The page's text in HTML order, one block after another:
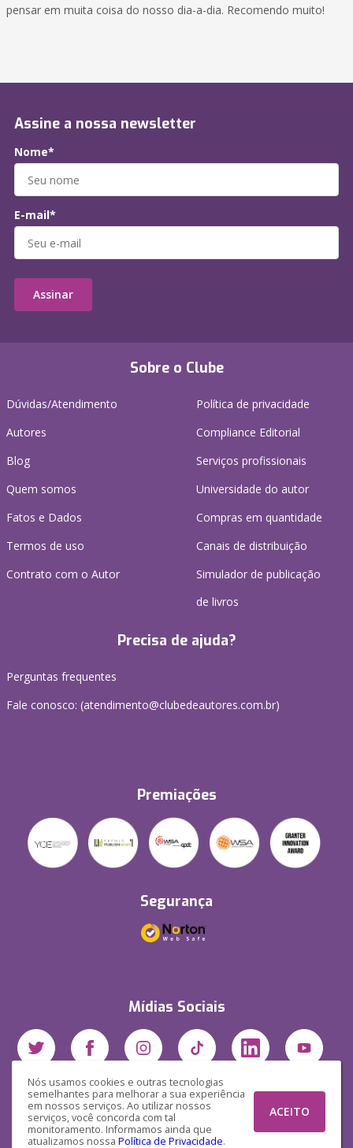
Nós usamos cookies e outras tecnologias
semelhantes para melhorar a sua experiência
em nossos serviços. Ao utilizar nossos
serviços, você concorda com tal
monitoramento. Informamos ainda que
atualizamos nossa Política de Privacidade.
ACEITO
pensar em muita coisa do nosso dia-a-dia. Recomendo muito!
Sobre o Clube
Dúvidas/Atendimento
Autores
Blog
Quem somos
Fatos e Dados
Termos de uso
Contrato com o Autor
Política de privacidade
Compliance Editorial
Serviços profissionais
Universidade do autor
Compras em quantidade
Canais de distribuição
Simulador de publicação
de livros
Precisa de ajuda?
Perguntas frequentes
Fale conosco: (atendimento@clubedeautores.com.br)
Premiações
Segurança
Mídias Sociais
Assine a nossa newsletter
Nome*
E-mail*
Assinar